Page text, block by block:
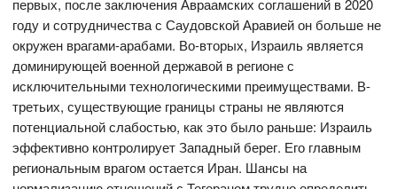
первых, после заключения Авраамских соглашений в 2020
году и сотрудничества с Саудовской Аравией он больше не
окружен врагами-арабами. Во-вторых, Израиль является
доминирующей военной державой в регионе с
исключительными технологическими преимуществами. В-
третьих, существующие границы страны не являются
потенциальной слабостью, как это было раньше: Израиль
эффективно контролирует Западный берег. Его главным
региональным врагом остается Иран. Шансы на